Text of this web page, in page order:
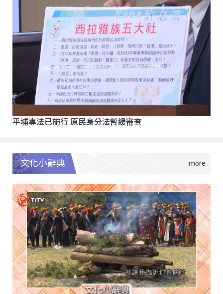
平埔專法已施行 原民身分法暫緩審查
文化小辭典